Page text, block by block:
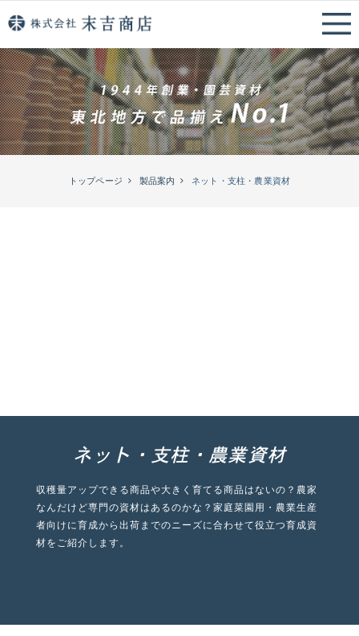
トップページ 製品案内 ネット・支柱・農業資材
ネット・支柱・農業資材
収穫量アップできる商品や大きく育てる商品はないの？農家
なんだけど専門の資材はあるのかな？家庭菜園用・農業生産
者向けに育成から出荷までのニーズに合わせて役立つ育成資
材をご紹介します。